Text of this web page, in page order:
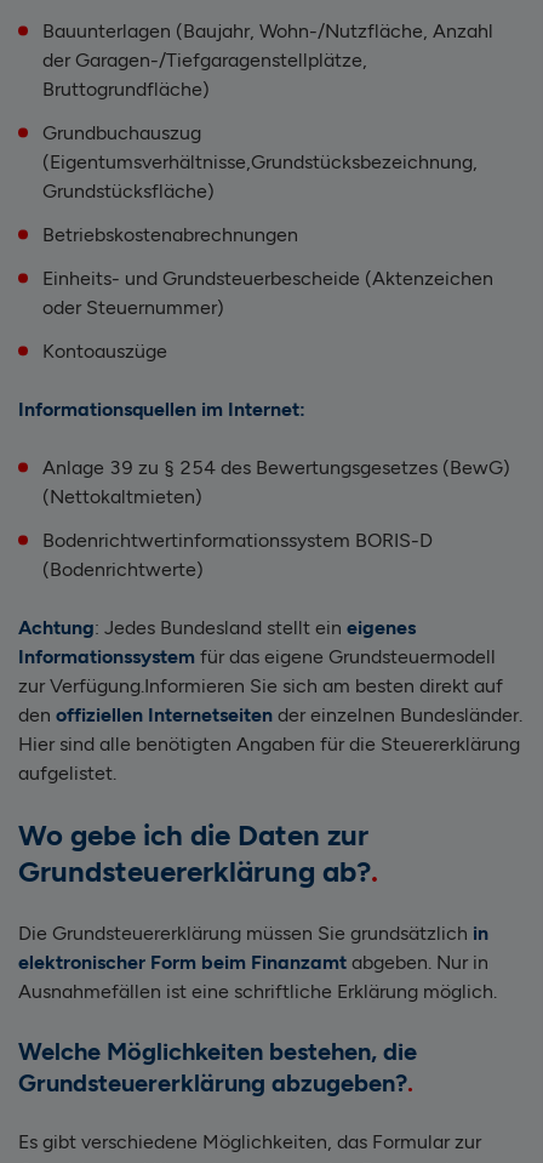
Bauunterlagen (Baujahr, Wohn-/Nutzfläche, Anzahl
der Garagen-/Tiefgaragenstellplätze,
Bruttogrundfläche)
Grundbuchauszug
(Eigentumsverhältnisse,Grundstücksbezeichnung,
Grundstücksfläche)
Betriebskostenabrechnungen
Einheits- und Grundsteuerbescheide (Aktenzeichen
oder Steuernummer)
Kontoauszüge
Informationsquellen im Internet:
Anlage 39 zu § 254 des Bewertungsgesetzes (BewG)
(Nettokaltmieten)
Bodenrichtwertinformationssystem BORIS-D
(Bodenrichtwerte)
Achtung: Jedes Bundesland stellt ein eigenes
Informationssystem für das eigene Grundsteuermodell
zur Verfügung.Informieren Sie sich am besten direkt auf
den offiziellen Internetseiten der einzelnen Bundesländer.
Hier sind alle benötigten Angaben für die Steuererklärung
aufgelistet.
Wo gebe ich die Daten zur
Grundsteuererklärung ab?
Die Grundsteuererklärung müssen Sie grundsätzlich in
elektronischer Form beim Finanzamt abgeben. Nur in
Ausnahmefällen ist eine schriftliche Erklärung möglich.
Welche Möglichkeiten bestehen, die
Grundsteuererklärung abzugeben?
Es gibt verschiedene Möglichkeiten, das Formular zur